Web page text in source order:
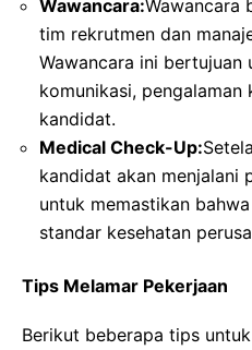
Wawancara:Wawancara
tim rekrutmen dan
Wawancara ini bertujuan
komunikasi, pengalaman
kandidat.
Medical Check-Up:
kandidat akan menjalani
untuk memastikan
standar kesehatan
Tips Melamar Pekerjaan
Berikut beberapa tips